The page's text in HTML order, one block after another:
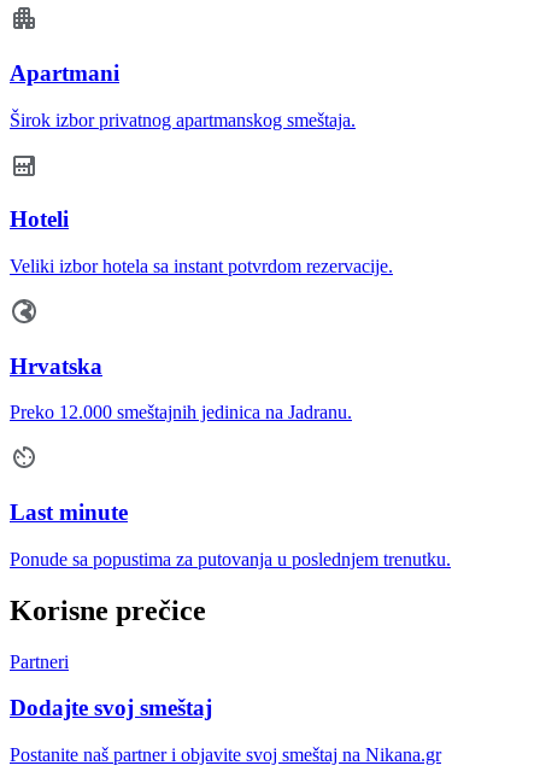
Apartmani
Širok izbor privatnog apartmanskog smeštaja.
Hoteli
Veliki izbor hotela sa instant potvrdom rezervacije.
Hrvatska
Preko 12.000 smeštajnih jedinica na Jadranu.
Last minute
Ponude sa popustima za putovanja u poslednjem trenutku.
Korisne prečice
Partneri
Dodajte svoj smeštaj
Postanite naš partner i objavite svoj smeštaj na Nikana.gr